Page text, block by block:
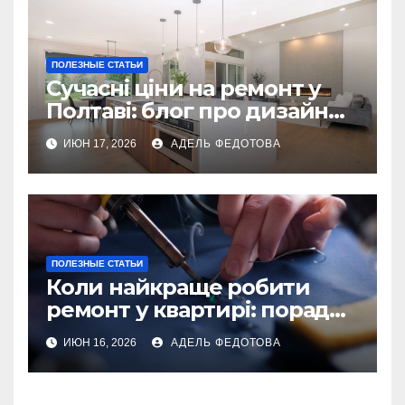
ПОЛЕЗНЫЕ СТАТЬИ
Сучасні ціни на ремонт у
Полтаві: блог про дизайн
інтер\’єру
ИЮН 17, 2026 АДЕЛЬ ФЕДОТОВА
ПОЛЕЗНЫЕ СТАТЬИ
Коли найкраще робити
ремонт у квартирі: поради
та особливості 2026
ИЮН 16, 2026 АДЕЛЬ ФЕДОТОВА